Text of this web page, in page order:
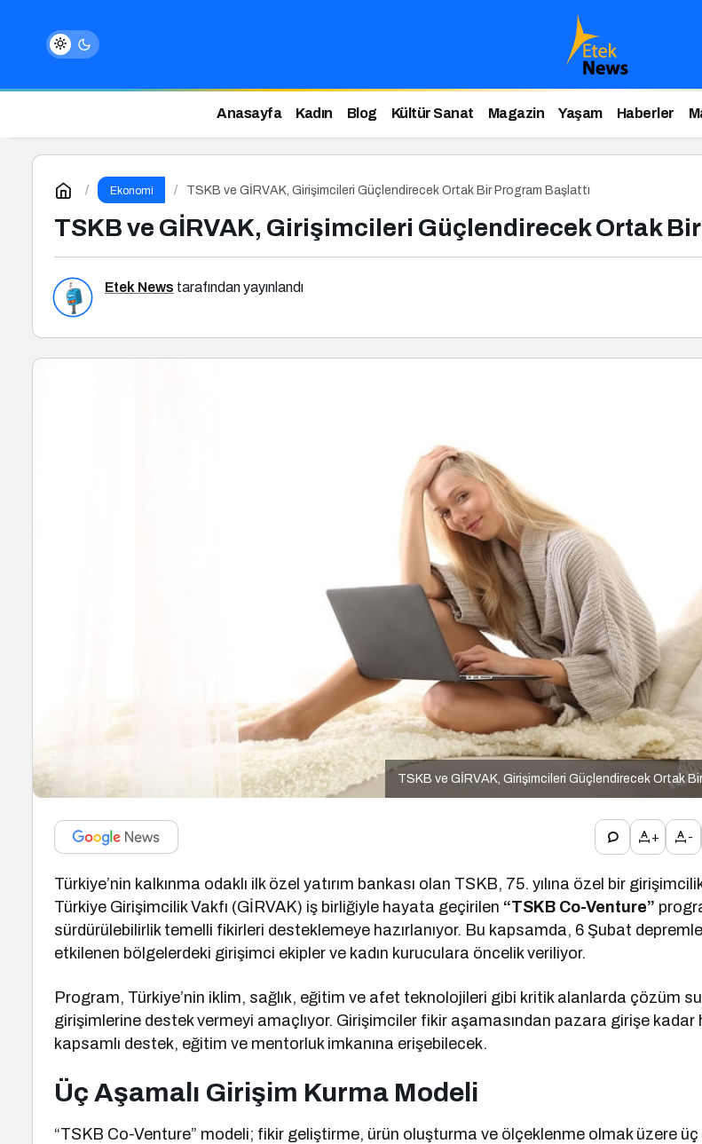
Anasayfa Kadın Blog Kültür Sanat Magazin Yaşam Haberler
Ekonomi TSKB ve GİRVAK, Girişimcileri Güçlendirecek Ortak Bir Program Başlattı
TSKB ve GİRVAK, Girişimcileri Güçlendirecek Ortak
Etek News tarafından yayınlandı
TSKB ve GİRVAK, Girişimcileri Güçlendirecek Ortak
+ -
Türkiye’nin kalkınma odaklı ilk özel yatırım bankası olan TSKB, 75. yılına özel bir girişimcilik
Türkiye Girişimcilik Vakfı (GİRVAK) iş birliğiyle hayata geçirilen “TSKB Co-Venture”
sürdürülebilirlik temelli fikirleri desteklemeye hazırlanıyor. Bu kapsamda, 6 Şubat
etkilenen bölgelerdeki girişimci ekipler ve kadın kuruculara öncelik veriliyor.
Program, Türkiye’nin iklim, sağlık, eğitim ve afet teknolojileri gibi kritik alanlarda çözüm
girişimlerine destek vermeyi amaçlıyor. Girişimciler fikir aşamasından pazara girişe kadar
kapsamlı destek, eğitim ve mentorluk imkanına erişebilecek.
Üç Aşamalı Girişim Kurma Modeli
“TSKB Co-Venture” modeli; fikir geliştirme, ürün oluşturma ve ölçeklenme olmak üzere üç